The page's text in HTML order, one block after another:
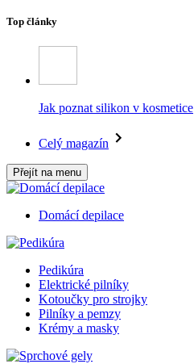
Top články
Jak poznat silikon v kosmetice
Celý magazín
Přejít na menu
Domácí depilace
Pedikúra
Elektrické pilníky
Kotoučky pro strojky
Pilníky a pemzy
Krémy a masky